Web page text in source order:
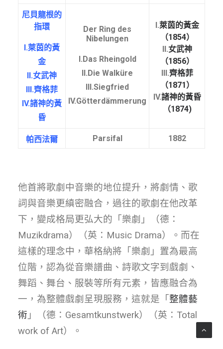
尼貝龍根的
指環
I.萊茵的黃
金
II.女武神
III.齊格菲
IV.諸神的黃
昏
Der Ring des
Nibelungen
I.Das Rheingold
II.Die Walküre
III.Siegfried
IV.Götterdämmerung
I.萊茵的黃金
（1854）
II.女武神
（1856）
III.齊格菲
（1871）
IV.諸神的黃昏
（1874)
帕西法爾 Parsifal 1882
他首將歌劇中音樂的地位提升，將劇情、歌
詞與音樂更縝密融合，過往的歌劇在他改革
下，變成格局更弘大的「樂劇」（德：
Muzikdrama）（英：Music Drama）。而在
這樣的理念中，華格納將「樂劇」置為最高
位階，認為從音樂譜曲、詩歌文字到戲劇、
舞蹈、舞台、服裝等所有元素，皆應融合為
一，為整體戲劇呈現服務，這就是「 整體藝
術 」（德：Gesamtkunstwerk）（英：Total
work of Art）。